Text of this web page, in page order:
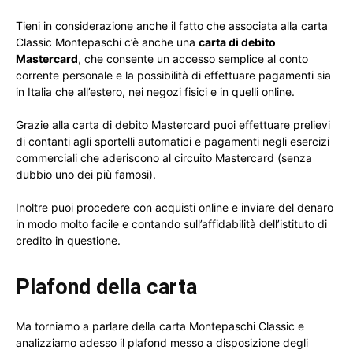
Tieni in considerazione anche il fatto che associata alla carta
Classic Montepaschi c’è anche una carta di debito
Mastercard, che consente un accesso semplice al conto
corrente personale e la possibilità di effettuare pagamenti sia
in Italia che all’estero, nei negozi fisici e in quelli online.
Grazie alla carta di debito Mastercard puoi effettuare prelievi
di contanti agli sportelli automatici e pagamenti negli esercizi
commerciali che aderiscono al circuito Mastercard (senza
dubbio uno dei più famosi).
Inoltre puoi procedere con acquisti online e inviare del denaro
in modo molto facile e contando sull’affidabilità dell’istituto di
credito in questione.
Plafond della carta
Ma torniamo a parlare della carta Montepaschi Classic e
analizziamo adesso il plafond messo a disposizione degli